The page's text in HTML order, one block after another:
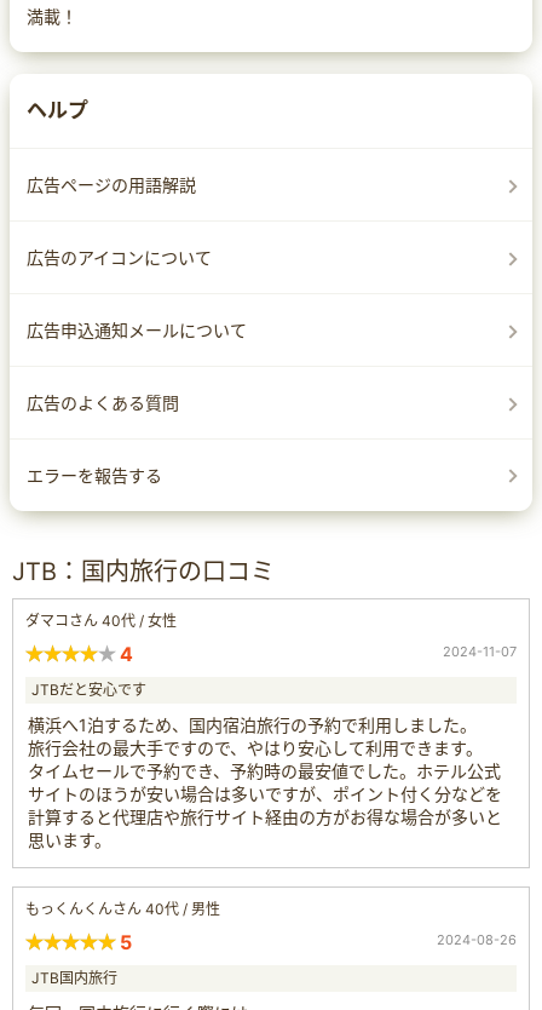
満載！
ヘルプ
広告ページの用語解説
広告のアイコンについて
広告申込通知メールについて
広告のよくある質問
エラーを報告する
JTB：国内旅行の口コミ
ダマコさん 40代 / 女性
4 2024-11-07
JTBだと安心です
横浜へ1泊するため、国内宿泊旅行の予約で利用しました。
旅行会社の最大手ですので、やはり安心して利用できます。
タイムセールで予約でき、予約時の最安値でした。ホテル公式
サイトのほうが安い場合は多いですが、ポイント付く分などを
計算すると代理店や旅行サイト経由の方がお得な場合が多いと
思います。
もっくんくんさん 40代 / 男性
5 2024-08-26
JTB国内旅行